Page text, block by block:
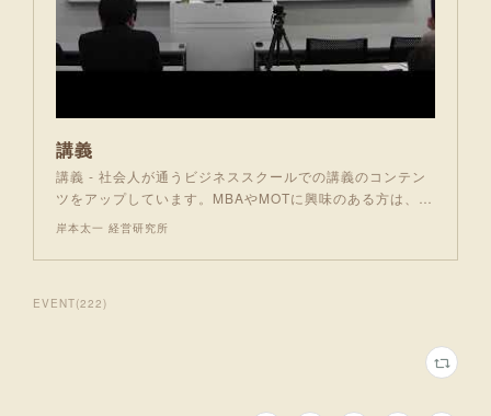
講義
講義 - 社会人が通うビジネススクールでの講義のコンテン
ツをアップしています。MBAやMOTに興味のある方は、…
岸本太一 経営研究所
EVENT(222)